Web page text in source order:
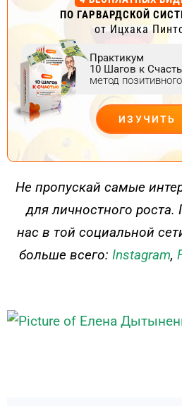
ПО ГАРВАРДСКОЙ
от Ицхака
Практикум
10 Шагов к
метод
ИЗУЧИТЬ
ДЕЙСТВУЙ
Не пропускай самые
для личностного
нас в той социальной
больше всего: Instagram,